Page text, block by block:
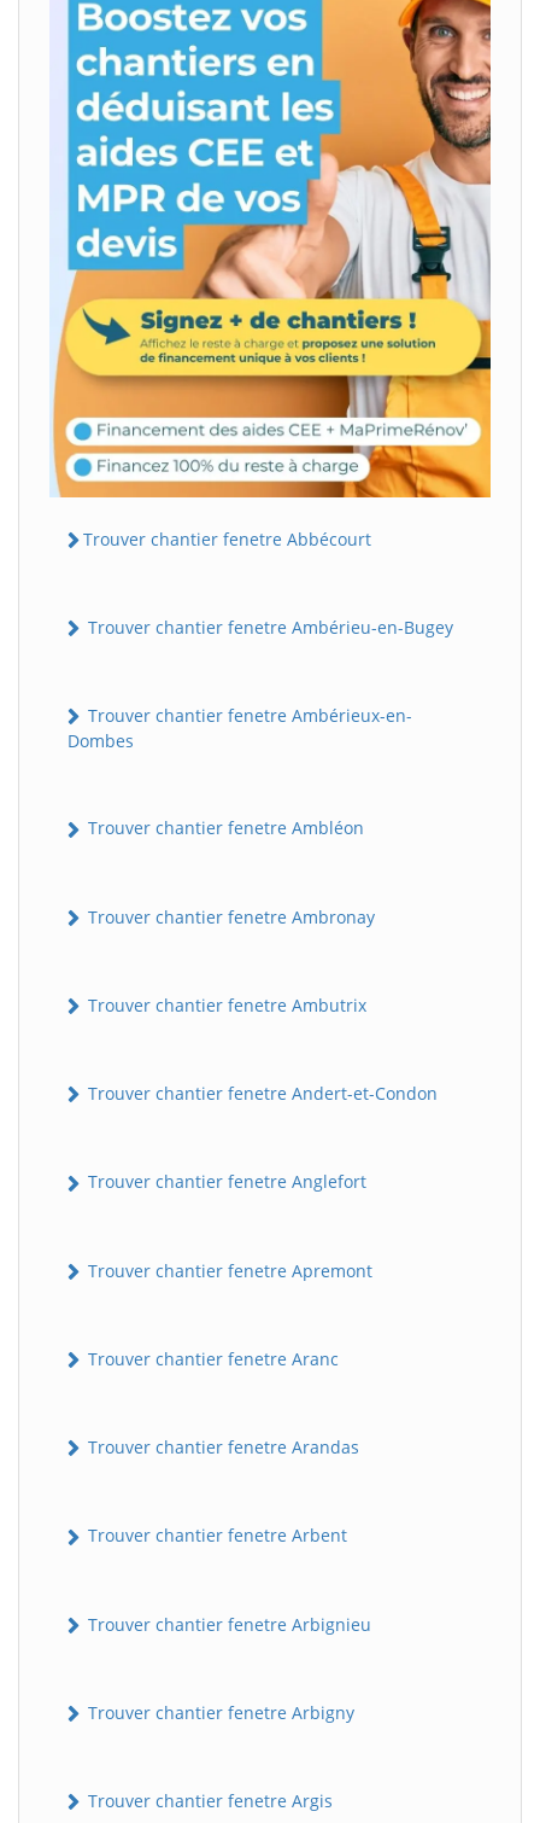
Trouver chantier fenetre Abbécourt
Trouver chantier fenetre Ambérieu-en-Bugey
Trouver chantier fenetre Ambérieux-en-
Dombes
Trouver chantier fenetre Ambléon
Trouver chantier fenetre Ambronay
Trouver chantier fenetre Ambutrix
Trouver chantier fenetre Andert-et-Condon
Trouver chantier fenetre Anglefort
Trouver chantier fenetre Apremont
Trouver chantier fenetre Aranc
Trouver chantier fenetre Arandas
Trouver chantier fenetre Arbent
Trouver chantier fenetre Arbignieu
Trouver chantier fenetre Arbigny
Trouver chantier fenetre Argis